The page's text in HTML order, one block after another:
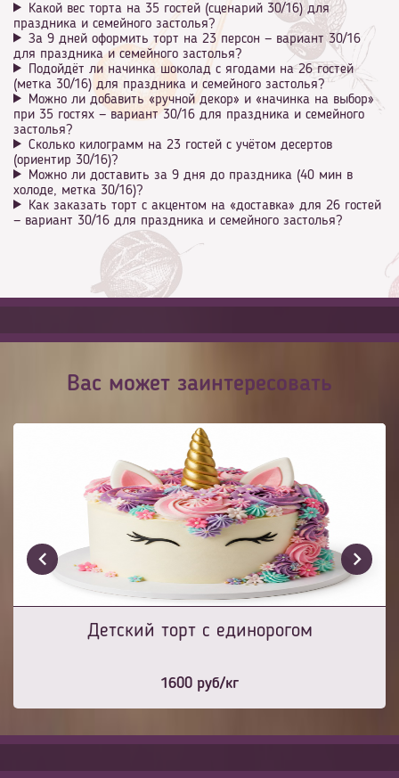
Какой вес торта на 35 гостей (сценарий 30/16) для
праздника и семейного застолья?
За 9 дней оформить торт на 23 персон — вариант 30/16
для праздника и семейного застолья?
Подойдёт ли начинка шоколад с ягодами на 26 гостей
(метка 30/16) для праздника и семейного застолья?
Можно ли добавить «ручной декор» и «начинка на выбор»
при 35 гостях — вариант 30/16 для праздника и семейного
застолья?
Сколько килограмм на 23 гостей с учётом десертов
(ориентир 30/16)?
Можно ли доставить за 9 дня до праздника (40 мин в
холоде, метка 30/16)?
Как заказать торт с акцентом на «доставка» для 26 гостей
— вариант 30/16 для праздника и семейного застолья?
Вас может заинтересовать
Детский торт с единорогом
1600 руб/кг